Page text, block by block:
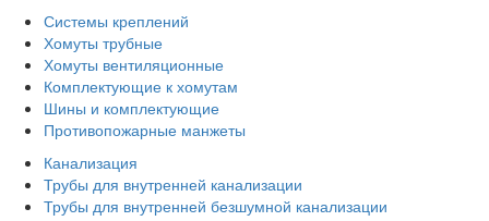
Системы креплений
Хомуты трубные
Хомуты вентиляционные
Комплектующие к хомутам
Шины и комплектующие
Противопожарные манжеты
Канализация
Трубы для внутренней канализации
Трубы для внутренней безшумной канализации